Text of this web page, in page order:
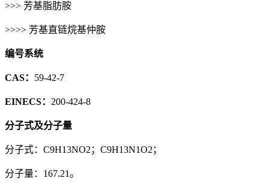
>>> 芳基脂肪胺
>>>> 芳基直链烷基仲胺
编号系统
CAS： 59-42-7
EINECS： 200-424-8
分子式及分子量
分子式：C9H13NO2；C9H13N1O2；
分子量：167.21。